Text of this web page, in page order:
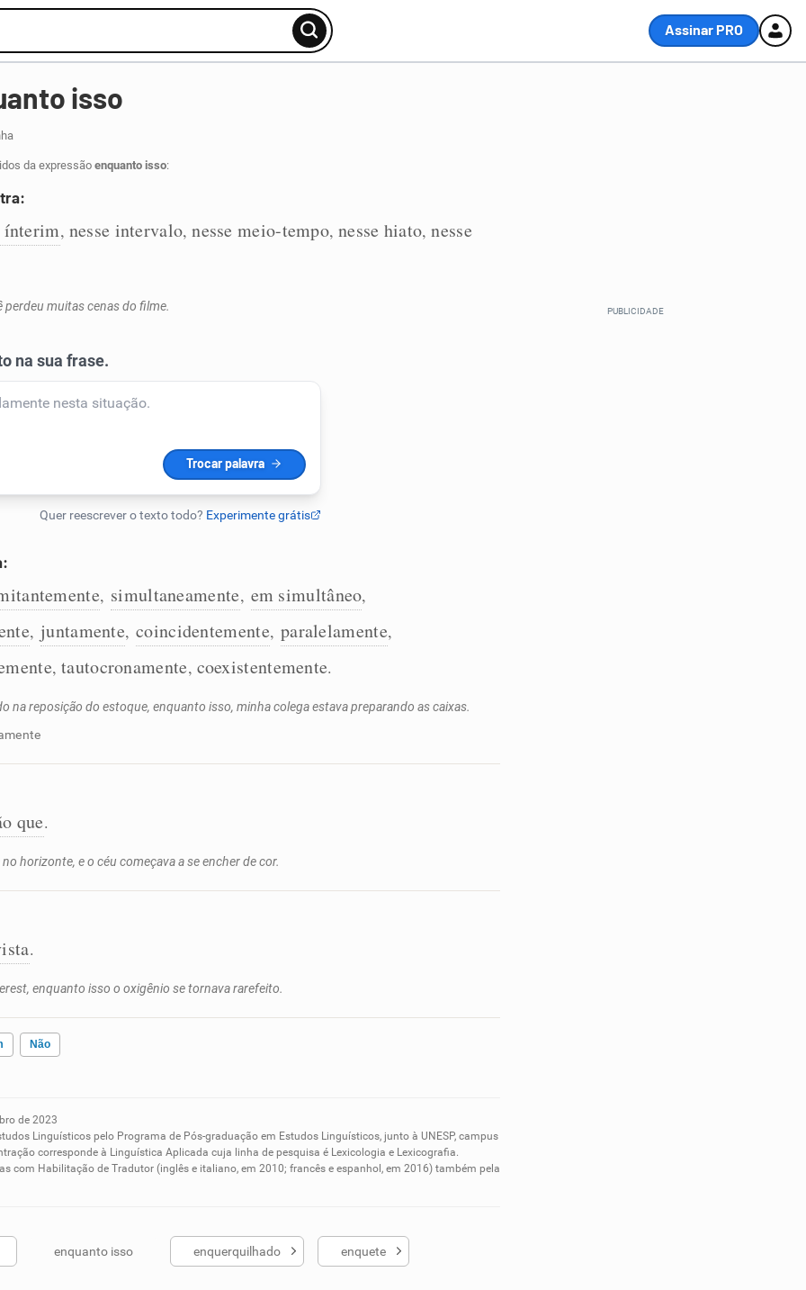
Assinar PRO
isso
da expressãoenquanto isso:
ínterim, nesse intervalo,nesse meio-tempo,nesse hiato,nesse
muitas cenas do filme.
, simultaneamente, em simultâneo,
, juntamente, coincidentemente, paralelamente,
, tautocronamente, coexistentemente.
na reposição do estoque, enquanto isso, minha colega estava preparando as caixas.
que.
horizonte, e o céu começava a se encher de cor.
.
enquanto isso o oxigênio se tornava rarefeito.
Não
me ajudou
de 2023
Linguísticos pelo Programa de Pós-graduação em Estudos Linguísticos, junto à UNESP, campus
corresponde à Linguística Aplicada cuja linha de pesquisa é Lexicologia e Lexicografia.
com Habilitação de Tradutor (inglês e italiano, em 2010; francês e espanhol, em 2016) também pela
enquanto isso enquerquilhado enquete